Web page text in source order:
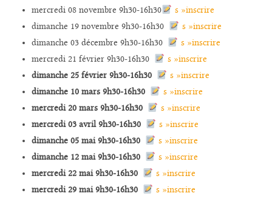
mercredi 08 novembre 9h30-16h30
s »inscrire
dimanche 19 novembre 9h30-16h30
s »inscrire
dimanche 03 décembre 9h30-16h30
s »inscrire
mercredi 21 février 9h30-16h30
s »inscrire
dimanche 25 février 9h30-16h30
s »inscrire
dimanche 10 mars 9h30-16h30
s »inscrire
mercredi 20 mars 9h30-16h30
s »inscrire
mercredi 03 avril 9h30-16h30
s »inscrire
dimanche 05 mai 9h30-16h30
s »inscrire
dimanche 12 mai 9h30-16h30
s »inscrire
mercredi 22 mai 9h30-16h30
s »inscrire
mercredi 29 mai 9h30-16h30
s »inscrire